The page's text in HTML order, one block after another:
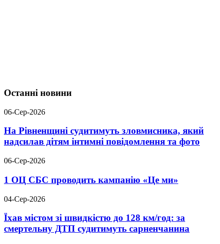
Останні новини
06-Сер-2026
На Рівненщині судитимуть зловмисника, який
надсилав дітям інтимні повідомлення та фото
06-Сер-2026
1 ОЦ СБС проводить кампанію «Це ми»
04-Сер-2026
Їхав містом зі швидкістю до 128 км/год: за
смертельну ДТП судитимуть сарненчанина